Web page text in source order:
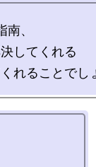
、
してくれる